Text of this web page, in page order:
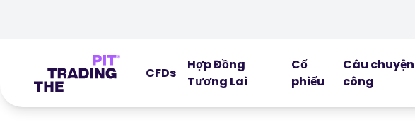
CFDs
Hợp Đồng
Tương Lai
Cổ
phiếu
Câu
công